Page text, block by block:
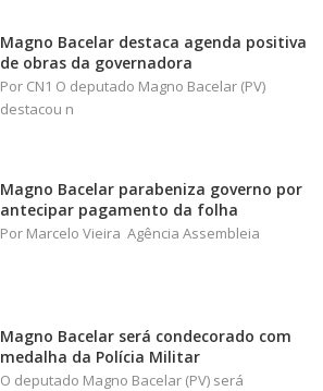
Magno Bacelar destaca agenda positiva
de obras da governadora
Por CN1 O deputado Magno Bacelar (PV)
destacou n
Magno Bacelar parabeniza governo por
antecipar pagamento da folha
Por Marcelo Vieira Agência Assembleia
Magno Bacelar será condecorado com
medalha da Polícia Militar
O deputado Magno Bacelar (PV) será